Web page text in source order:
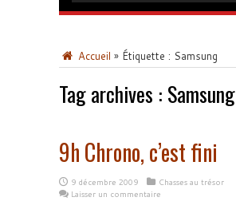
Accueil » Étiquette : Samsung
Tag archives : Samsung
9h Chrono, c’est fini
9 décembre 2009
Chasses au trésor
Laisser un commentaire